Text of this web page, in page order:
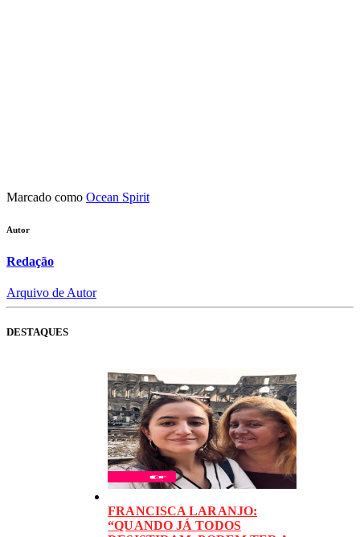
Marcado como Ocean Spirit
Autor
Redação
Arquivo de Autor
DESTAQUES
FRANCISCA LARANJO:
“QUANDO JÁ TODOS